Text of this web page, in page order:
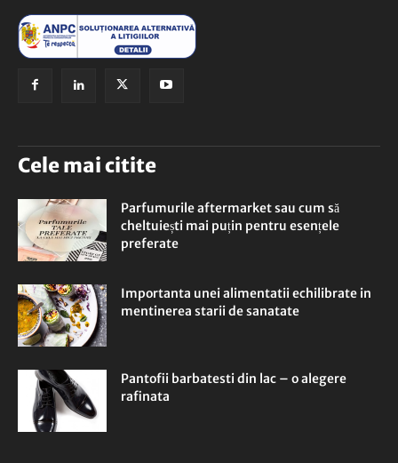
Cele mai citite
Parfumurile aftermarket sau cum să
cheltuiești mai puțin pentru esențele
preferate
Importanta unei alimentatii echilibrate in
mentinerea starii de sanatate
Pantofii barbatesti din lac – o alegere
rafinata